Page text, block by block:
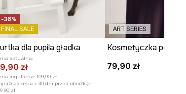
-36%
FINAL SALE
dla pupila gładka
aktualna:
zł
regularna: 109,90 zł
cena z 30 dni przed obniżką:
zł
ART SERIES
79,90 zł